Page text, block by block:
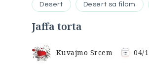
Desert Desert sa filom
Jaffa torta
Kuvajmo Srcem 04/